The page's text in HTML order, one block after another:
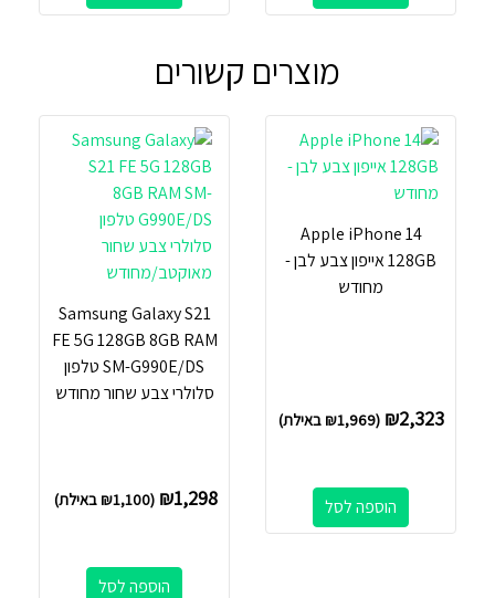
מוצרים קשורים
Apple iPhone 14
128GB אייפון צבע לבן -
מחודש
₪2,323
(
₪1,969 באילת)
הוספה לסל
Samsung Galaxy S21
FE 5G 128GB 8GB RAM
SM-G990E/DS טלפון
סלולרי צבע שחור מחודש
₪1,298
(
₪1,100 באילת)
הוספה לסל